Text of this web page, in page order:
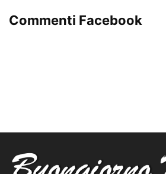
Commenti Facebook